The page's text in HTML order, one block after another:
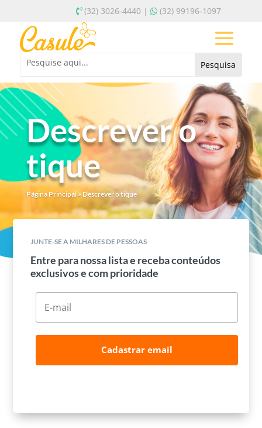
(32) 3026-4440 | (32) 99196-1097
Descrever o
tique
Página Principal» Descrever o tique
JUNTE-SE A MILHARES DE PESSOAS
Entre para nossa lista e receba conteúdos
exclusivos e com prioridade
Cadastrar email